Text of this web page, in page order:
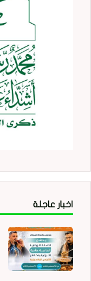
اخبار عاجلة